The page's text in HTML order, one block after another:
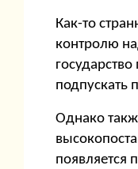
Как-то
контролю
подпускать
Однако
появляется